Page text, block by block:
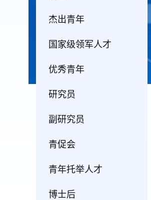
杰出青年
国家级领军人才
优秀青年
研究员
副研究员
青促会
青年托举人才
博士后